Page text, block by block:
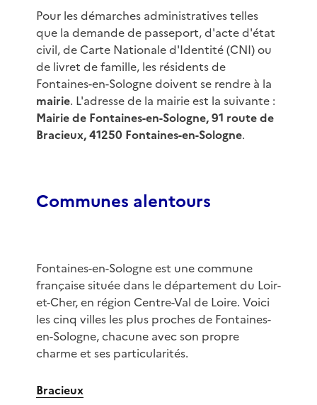
Pour les démarches administratives telles
que la demande de passeport, d'acte d'état
civil, de Carte Nationale d'Identité (CNI) ou
de livret de famille, les résidents de
Fontaines-en-Sologne doivent se rendre à la
mairie. L'adresse de la mairie est la suivante :
Mairie de Fontaines-en-Sologne, 91 route de
Bracieux, 41250 Fontaines-en-Sologne.
Communes alentours
Fontaines-en-Sologne est une commune
française située dans le département du Loir-
et-Cher, en région Centre-Val de Loire. Voici
les cinq villes les plus proches de Fontaines-
en-Sologne, chacune avec son propre
charme et ses particularités.
Bracieux